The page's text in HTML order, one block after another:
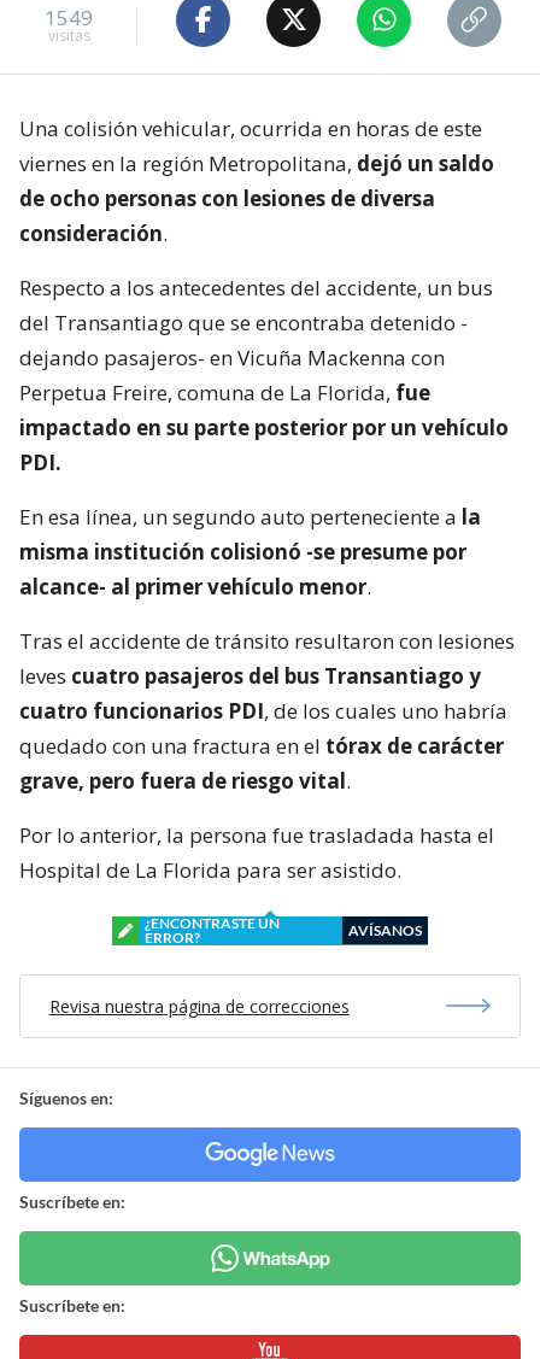
1549
visitas
Una colisión vehicular, ocurrida en horas de este
viernes en la región Metropolitana, dejó un saldo
de ocho personas con lesiones de diversa
consideración.
Respecto a los antecedentes del accidente, un bus
del Transantiago que se encontraba detenido -
dejando pasajeros- en Vicuña Mackenna con
Perpetua Freire, comuna de La Florida, fue
impactado en su parte posterior por un vehículo
PDI.
En esa línea, un segundo auto perteneciente a la
misma institución colisionó -se presume por
alcance- al primer vehículo menor.
Tras el accidente de tránsito resultaron con lesiones
leves cuatro pasajeros del bus Transantiago y
cuatro funcionarios PDI, de los cuales uno habría
quedado con una fractura en el tórax de carácter
grave, pero fuera de riesgo vital.
Por lo anterior, la persona fue trasladada hasta el
Hospital de La Florida para ser asistido.
¿ENCONTRASTE UN
ERROR?
AVÍSANOS
Revisa nuestra página de correcciones
Síguenos en:
Suscríbete en:
Suscríbete en: